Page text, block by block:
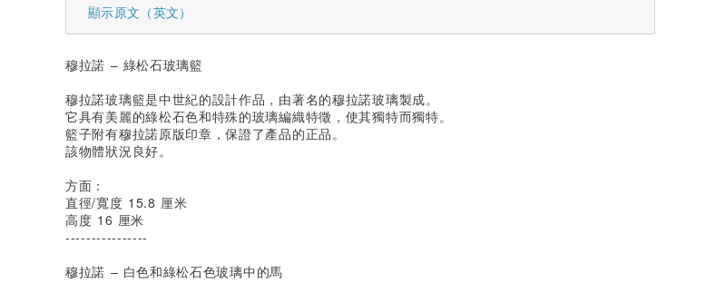
顯示原文（英文）
穆拉諾 – 綠松石玻璃籃
穆拉諾玻璃籃是中世紀的設計作品，由著名的穆拉諾玻璃製成。
它具有美麗的綠松石色和特殊的玻璃編織特徵，使其獨特而獨特。
籃子附有穆拉諾原版印章，保證了產品的正品。
該物體狀況良好。
方面：
直徑/寬度 15.8 厘米
高度 16 厘米
----------------
穆拉諾 – 白色和綠松石色玻璃中的馬